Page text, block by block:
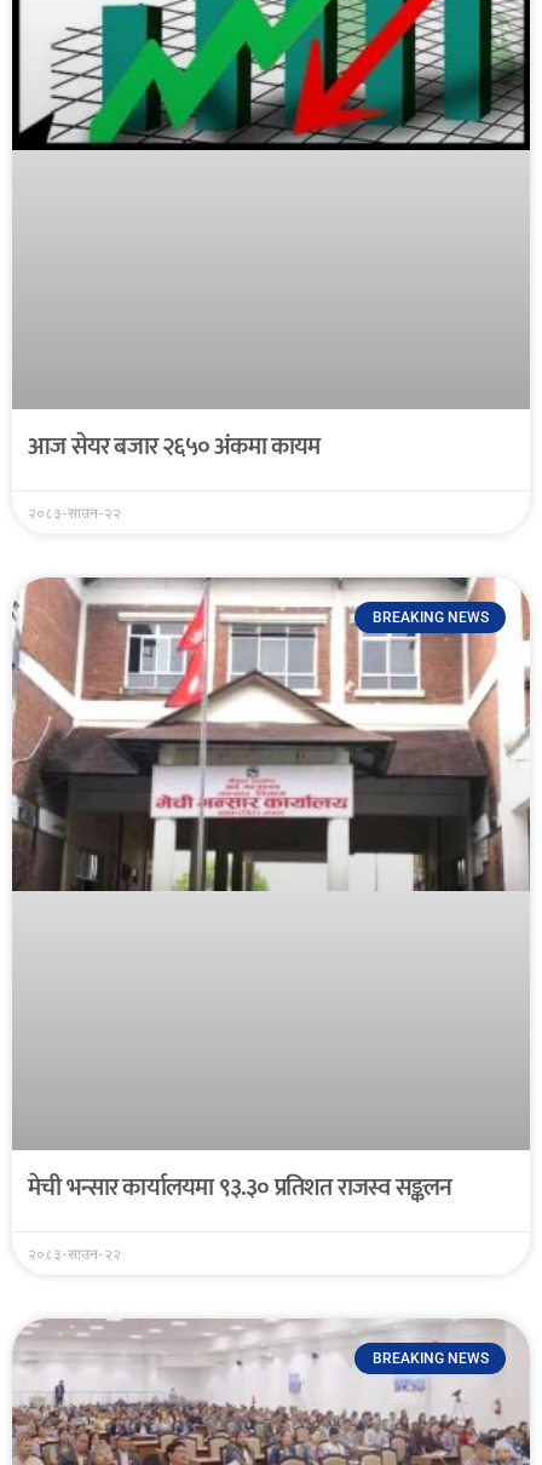
आज सेयर बजार २६५० अंकमा कायम
२०८३-साउन-२२
BREAKING NEWS
मेची भन्सार कार्यालयमा ९३.३० प्रतिशत राजस्व सङ्कलन
२०८३-साउन-२२
BREAKING NEWS